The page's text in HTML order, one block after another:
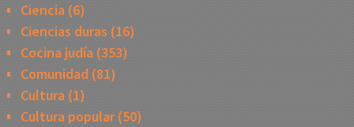
Ciencia(6)
Ciencias duras (16)
Cocina judía(353)
Comunidad(81)
Cultura(1)
Cultura popular(50)